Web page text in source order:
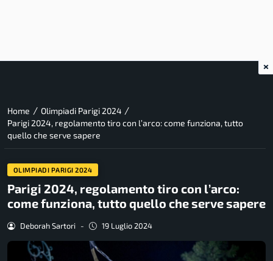
Home / Olimpiadi Parigi 2024 /
Parigi 2024, regolamento tiro con l’arco: come funziona, tutto
quello che serve sapere
OLIMPIADI PARIGI 2024
Parigi 2024, regolamento tiro con l’arco:
come funziona, tutto quello che serve sapere
Deborah Sartori - 19 Luglio 2024
×